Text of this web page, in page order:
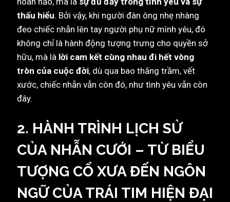
thấu hiểu. Bởi vậy, khi người đàn ông nhẹ nhàng
đeo chiếc nhẫn lên tay người phụ nữ mình yêu, đó
không chỉ là hành động tượng trưng cho quyền sở
hữu, mà là lời cam kết cùng nhau đi hết vòng
tròn của cuộc đời, dù qua bao thăng trầm, vết
xước, chiếc nhẫn vẫn còn đó, như tình yêu vẫn còn
đây.
2. HÀNH TRÌNH LỊCH SỬ
CỦA NHẪN CƯỚI – TỪ BIỂU
TƯỢNG CỔ XƯA ĐẾN NGÔN
NGỮ CỦA TRÁI TIM HIỆN ĐẠI